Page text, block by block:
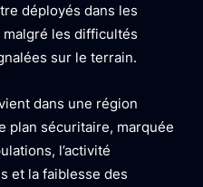
déployés dans les
les difficultés
sur le terrain.
dans une région
plan sécuritaire, marquée
l’activité
et la faiblesse des